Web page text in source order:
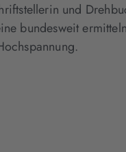
und
bundesweit